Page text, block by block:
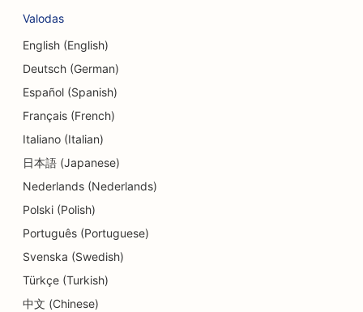
SEO deju studijām
SEO parādu konsultāciju pakalpojumiem
SEO veikaliem Delis
SEO Dermabrāzijas pakalpojumiem
SEO detalizētiem veikaliem
SEO Donut veikaliem
SEO ēdinātājiem
Valodas
English (English)
Deutsch (German)
Español (Spanish)
Français (French)
Italiano (Italian)
日本語 (Japanese)
Nederlands (Nederlands)
Polski (Polish)
Português (Portuguese)
Svenska (Swedish)
Türkçe (Turkish)
中文 (Chinese)